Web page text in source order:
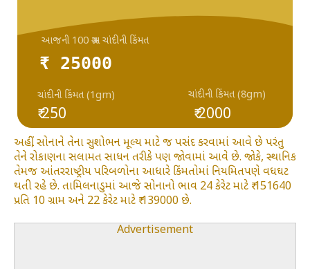
₹ 25000
₹ 250
ચાંદીની કિંમત (1gm) ચાંદીની કિંમત (8gm)
આજની 100 ગ્રામ ચાંદીની કિંમત
₹ 2000
અહીં, સોનાને તેના સુશોભન મૂલ્ય માટે જ પસંદ કરવામાં આવે છે પરંતુ
તેને રોકાણના સલામત સાધન તરીકે પણ જોવામાં આવે છે. જોકે, સ્થાનિક
તેમજ આંતરરાષ્ટ્રીય પરિબળોના આધારે કિંમતોમાં નિયમિતપણે વધઘટ
થતી રહે છે. તામિલનાડુમાં આજે સોનાનો ભાવ 24 કેરેટ માટે ₹ 151640
પ્રતિ 10 ગ્રામ અને 22 કેરેટ માટે ₹ 139000 છે.
Advertisement